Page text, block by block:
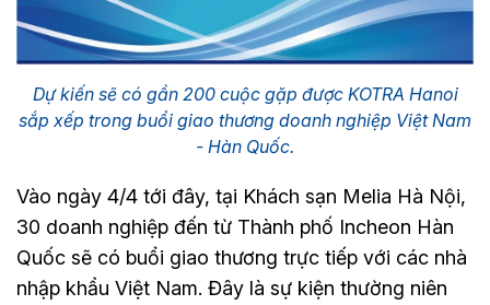
Dự kiến sẽ có gần 200 cuộc gặp được KOTRA Hanoi
sắp xếp trong buổi giao thương doanh nghiệp Việt Nam
- Hàn Quốc.
Vào ngày 4/4 tới đây, tại Khách sạn Melia Hà Nội,
30 doanh nghiệp đến từ Thành phố Incheon Hàn
Quốc sẽ có buổi giao thương trực tiếp với các nhà
nhập khẩu Việt Nam. Đây là sự kiện thường niên